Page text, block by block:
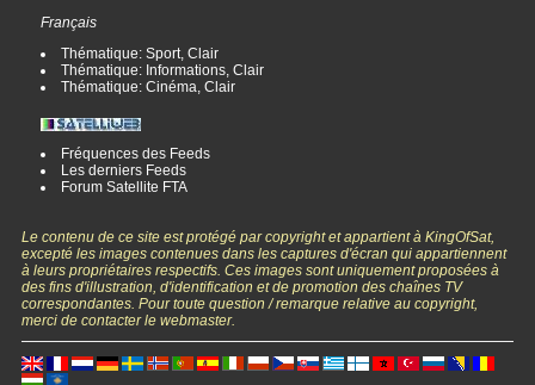
Français
Thématique: Sport, Clair
Thématique: Informations, Clair
Thématique: Cinéma, Clair
Fréquences des Feeds
Les derniers Feeds
Forum Satellite FTA
Le contenu de ce site est protégé par copyright et appartient à KingOfSat,
excepté les images contenues dans les captures d'écran qui appartiennent
à leurs propriétaires respectifs. Ces images sont uniquement proposées à
des fins d'illustration, d'identification et de promotion des chaînes TV
correspondantes. Pour toute question / remarque relative au copyright,
merci de contacter le webmaster.